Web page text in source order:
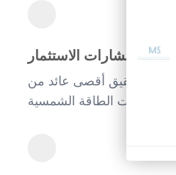
استشارات الاستثمار
لتحقيق أقصى عائد من